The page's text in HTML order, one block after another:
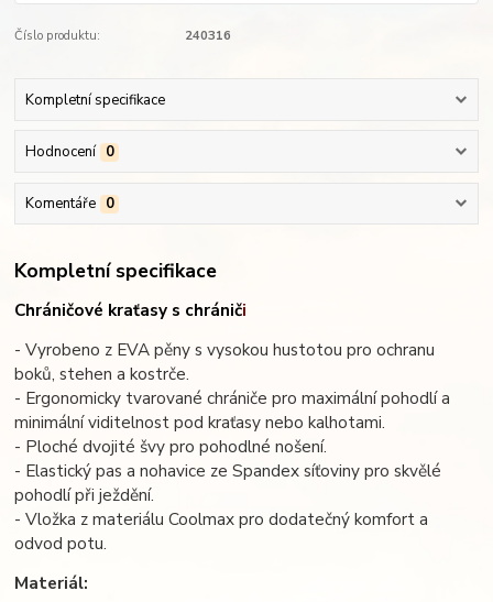
Číslo produktu: 240316
Kompletní specifikace
Hodnocení 0
Komentáře 0
Kompletní specifikace
Chráničové kraťasy s chrániči
- Vyrobeno z EVA pěny s vysokou hustotou pro ochranu
boků, stehen a kostrče.
- Ergonomicky tvarované chrániče pro maximální pohodlí a
minimální viditelnost pod kraťasy nebo kalhotami.
- Ploché dvojité švy pro pohodlné nošení.
- Elastický pas a nohavice ze Spandex síťoviny pro skvělé
pohodlí při ježdění.
- Vložka z materiálu Coolmax pro dodatečný komfort a
odvod potu.
Materiál: